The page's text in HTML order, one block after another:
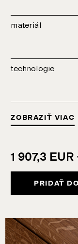
materiál
technologie
ZOBRAZIŤ VIAC
1 907,3 EUR
PRIDAŤ